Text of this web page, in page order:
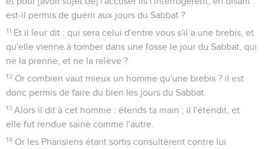
est-il permis de guérir aux jours du Sabbat ?
11 Et il leur dit : qui sera celui d'entre vous s'il a une brebis, et
qu'elle vienne à tomber dans une fosse le jour du Sabbat, qui
ne la prenne, et ne la relève ?
12 Or combien vaut mieux un homme qu'une brebis ? il est
donc permis de faire du bien les jours du Sabbat.
13 Alors il dit à cet homme : étends ta main ; il l'étendit, et
elle fut rendue saine comme l'autre.
14 Or les Pharisiens étant sortis consultèrent contre lui